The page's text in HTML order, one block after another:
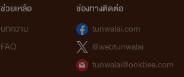
ช่วยเหลือ
บทความ
FAQ
ช่องทางติดต่อ
tunwalai.com
@webtunwalai
tunwalai@ookbee.com